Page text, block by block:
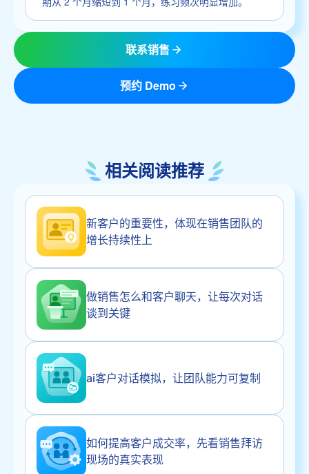
联系销售
预约 Demo
相关阅读推荐
新客户的重要性，体现在销售团队的
增长持续性上
做销售怎么和客户聊天，让每次对话
谈到关键
ai客户对话模拟，让团队能力可复制
如何提高客户成交率，先看销售拜访
现场的真实表现